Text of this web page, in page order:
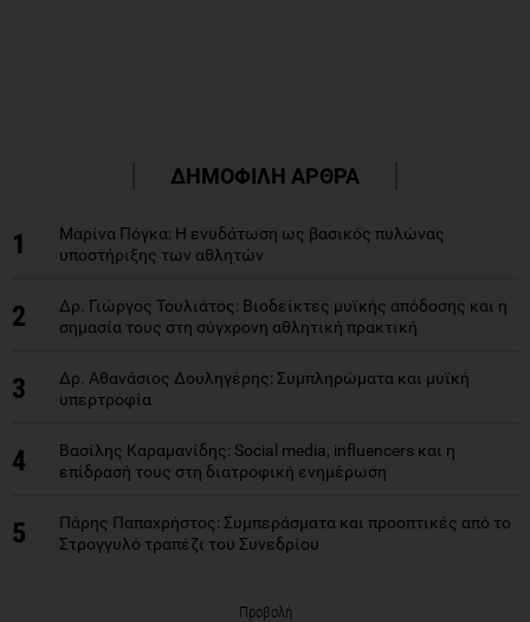
ΔΗΜΟΦΙΛΗ ΑΡΘΡΑ
1
Μαρίνα Πόγκα: Η ενυδάτωση ως βασικός πυλώνας
υποστήριξης των αθλητών
2
Δρ. Γιώργος Τουλιάτος: Βιοδείκτες μυϊκής απόδοσης και η
σημασία τους στη σύγχρονη αθλητική πρακτική
3
Δρ. Αθανάσιος Δουληγέρης: Συμπληρώματα και μυϊκή
υπερτροφία
4
Βασίλης Καραμανίδης: Social media, influencers και η
επίδρασή τους στη διατροφική ενημέρωση
5
Πάρης Παπαχρήστος: Συμπεράσματα και προοπτικές από το
Στρογγυλό τραπέζι του Συνεδρίου
Προβολή